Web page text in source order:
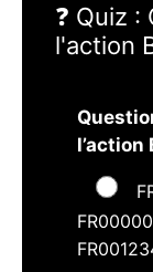
❓ Quiz
l'action
l’action